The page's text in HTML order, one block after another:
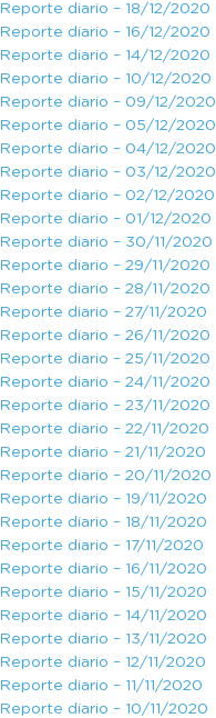
Reporte diario – 18/12/2020
Reporte diario – 16/12/2020
Reporte diario – 14/12/2020
Reporte diario – 10/12/2020
Reporte diario – 09/12/2020
Reporte diario – 05/12/2020
Reporte diario – 04/12/2020
Reporte diario – 03/12/2020
Reporte diario – 02/12/2020
Reporte diario – 01/12/2020
Reporte diario – 30/11/2020
Reporte diario – 29/11/2020
Reporte diario – 28/11/2020
Reporte diario – 27/11/2020
Reporte diario – 26/11/2020
Reporte diario – 25/11/2020
Reporte diario – 24/11/2020
Reporte diario – 23/11/2020
Reporte diario – 22/11/2020
Reporte diario – 21/11/2020
Reporte diario – 20/11/2020
Reporte diario – 19/11/2020
Reporte diario – 18/11/2020
Reporte diario – 17/11/2020
Reporte diario – 16/11/2020
Reporte diario – 15/11/2020
Reporte diario – 14/11/2020
Reporte diario – 13/11/2020
Reporte diario – 12/11/2020
Reporte diario – 11/11/2020
Reporte diario – 10/11/2020